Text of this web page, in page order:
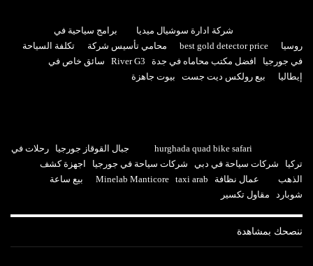
شركة ادارة سوشيال ميديا
برامج سياحية في
روسيا
best gold detector price محامي تأسيس شركة
تكلفة السياحة
في جورجيا
افضل مكتب محاماه في جدة River G3
سائق خاص في
إيطاليا
بيع رولكس ديت جست بيوت جاهزة
hurghada quad bike safari جبال القوقاز جورجيا
رحلات في
تركيا
شركات سياحة في دبي شركات سياحة في جورجيا
اجهزة كشف
الذهب
عمال نظافة Minelab Manticore taxi arab
بيع ساعة
شوبارد
مقاول تكسير
ننصحك بمشاهدة